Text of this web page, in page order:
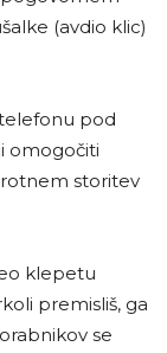
(avdio klic)
pod
omogočiti
storitev
klepetu
premisliš, ga
se